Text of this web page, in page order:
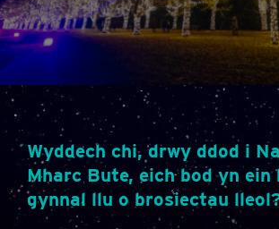
Wyddech chi, drwy ddod i
Mharc Bute, eich bod yn ein
gynnal llu o brosiectau